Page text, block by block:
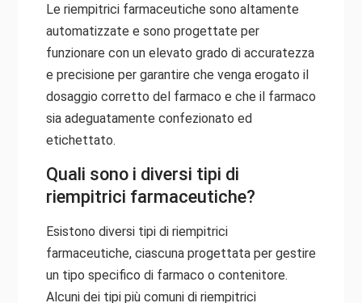
Le riempitrici farmaceutiche sono altamente
automatizzate e sono progettate per
funzionare con un elevato grado di accuratezza
e precisione per garantire che venga erogato il
dosaggio corretto del farmaco e che il farmaco
sia adeguatamente confezionato ed
etichettato.
Quali sono i diversi tipi di
riempitrici farmaceutiche?
Esistono diversi tipi di riempitrici
farmaceutiche, ciascuna progettata per gestire
un tipo specifico di farmaco o contenitore.
Alcuni dei tipi più comuni di riempitrici